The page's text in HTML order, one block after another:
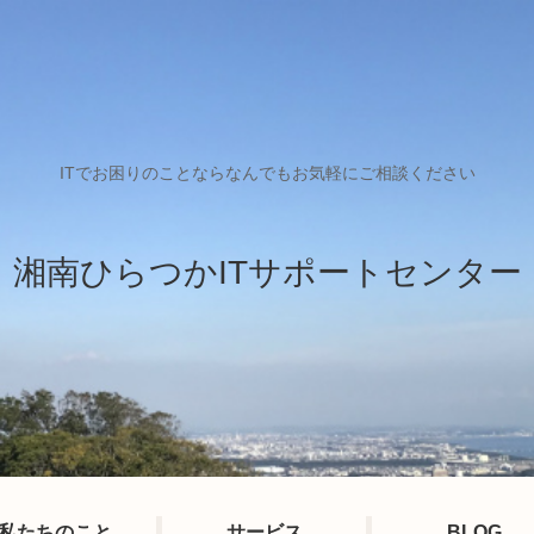
ITでお困りのことならなんでもお気軽にご相談ください
湘南ひらつかITサポートセンター